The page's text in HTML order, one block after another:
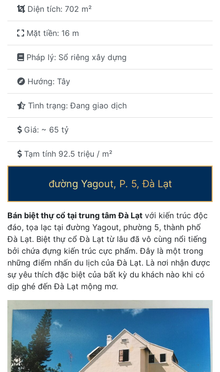
Diện tích: 702 m²
Mặt tiền: 16 m
Pháp lý: Sổ riêng xây dựng
Hướng: Tây
Tình trạng: Đang giao dịch
Giá: ~ 65 tỷ
Tạm tính 92.5 triệu / m²
đường Yagout, P. 5, Đà Lạt
Bán biệt thự cổ tại trung tâm Đà Lạt với kiến trúc độc
đáo, tọa lạc tại đường Yagout, phường 5, thành phố
Đà Lạt. Biệt thự cổ Đà Lạt từ lâu đã vô cùng nổi tiếng
bởi chứa đựng kiến trúc cực phẩm. Đây là một trong
những điểm nhấn du lịch của Đà Lạt. Là nơi nhận được
sự yêu thích đặc biệt của bất kỳ du khách nào khi có
dịp ghé đến Đà Lạt mộng mơ.